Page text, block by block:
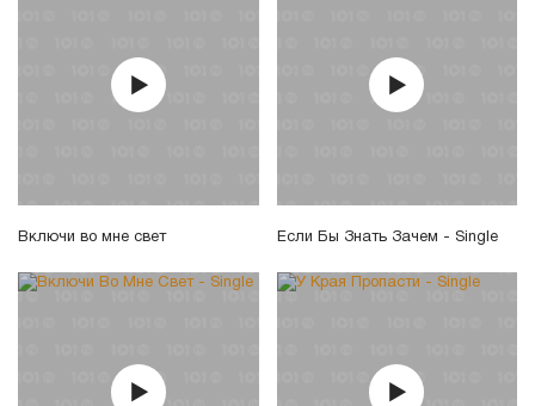
Включи во мне свет Если Бы Знать Зачем - Single